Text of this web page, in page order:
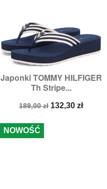
Japonki TOMMY HILFIGER
Th Stripe...
Cena
189,00 zł Cena
132,30 zł
NOWOŚĆ